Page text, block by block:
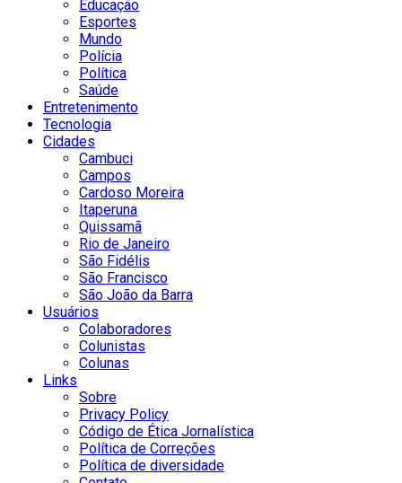
Educação
Esportes
Mundo
Polícia
Política
Saúde
Entretenimento
Tecnologia
Cidades
Cambuci
Campos
Cardoso Moreira
Itaperuna
Quissamã
Rio de Janeiro
São Fidélis
São Francisco
São João da Barra
Usuários
Colaboradores
Colunistas
Colunas
Links
Sobre
Privacy Policy
Código de Ética Jornalística
Política de Correções
Política de diversidade